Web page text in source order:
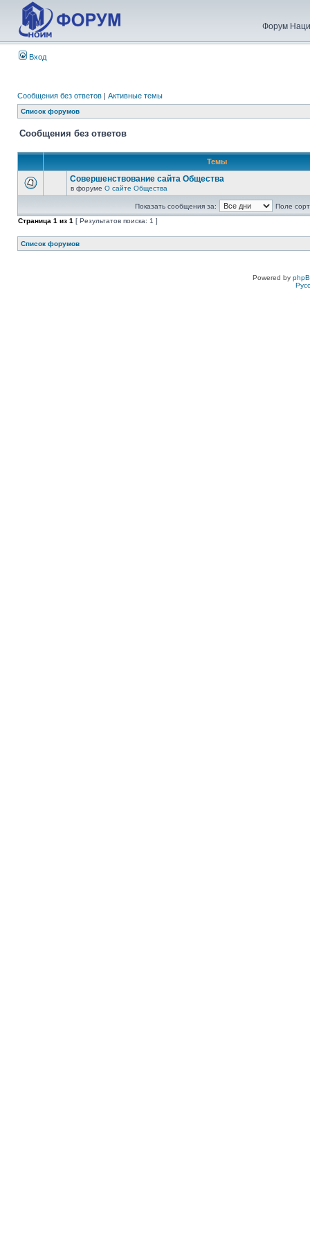
Форум
Вход
Сообщения без ответов | Активные темы
Список форумов
Сообщения без ответов
Темы
Совершенствование сайта Общества
в форуме О сайте Общества
Показать сообщения за:
Поле
Страница 1 из 1 [ Результатов поиска: 1 ]
Список форумов
Powered by